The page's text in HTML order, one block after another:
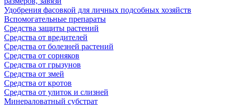
Удобрения фасовкой для личных подсобных хозяйств
Вспомогательные препараты
Средства защиты растений
Средства от вредителей
Средства от болезней растений
Средства от сорняков
Средства от грызунов
Средства от змей
Средства от кротов
Средства от улиток и слизней
Минераловатный субстрат